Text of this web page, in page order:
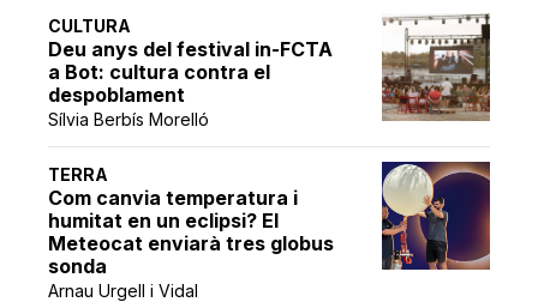
CULTURA
Deu anys del festival in-FCTA
a Bot: cultura contra el
despoblament
Sílvia Berbís Morelló
TERRA
Com canvia temperatura i
humitat en un eclipsi? El
Meteocat enviarà tres globus
sonda
Arnau Urgell i Vidal